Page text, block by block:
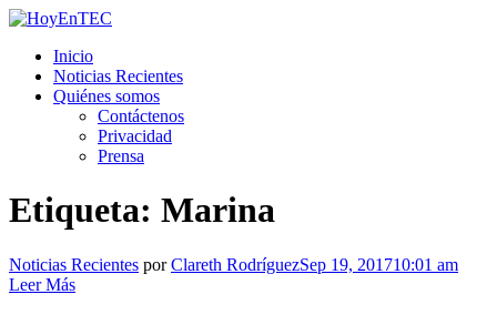
Saltar
contenido.
Inicio
Noticias Recientes
Quiénes somos
Contáctenos
Privacidad
Prensa
Etiqueta: Marina
Noticias Recientes porClareth RodríguezSep 19, 201710:01 am
Leer Más